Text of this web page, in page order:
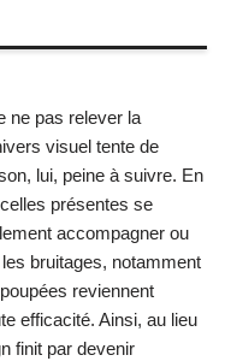
ne pas relever la
visuel tente de
lui, peine à suivre. En
présentes se
accompagner ou
bruitages, notamment
reviennent
efficacité. Ainsi, au lieu
finit par devenir